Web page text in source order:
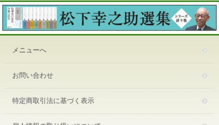
メニューへ
お問い合わせ
特定商取引法に基づく表示